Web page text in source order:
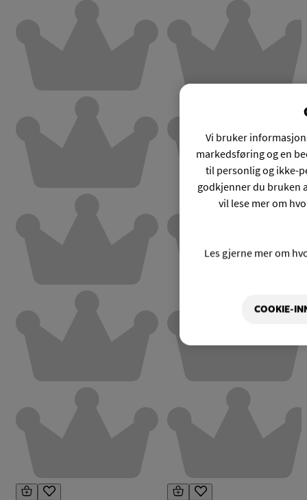
Vi bruker
markedsføring og en
til personlig og ikke-
godkjenner du bruken
vil lese mer om
Les gjerne mer om
COOKIE-